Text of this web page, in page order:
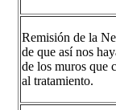
Remisión de la
de que así nos
de los muros que
al tratamiento.